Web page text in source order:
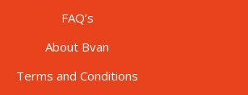
FAQ’s
About Bvan
Terms and Conditions